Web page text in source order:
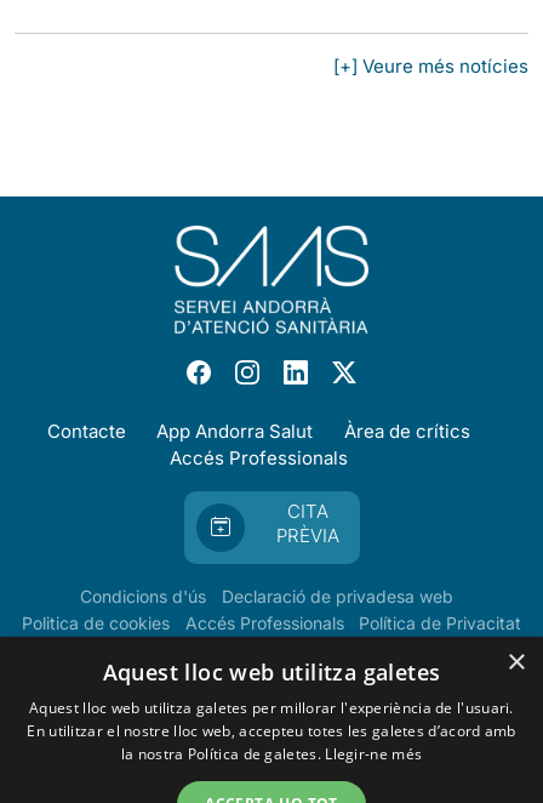
[+] Veure més notícies
Contacte App Andorra Salut
Àrea de crítics
Accés Professionals
CITA
PRÈVIA
Condicions d'ús
Declaració de privadesa web
Politica de cookies
Accés Professionals Política de Privacitat
×
Aquest lloc web utilitza galetes
Aquest lloc web utilitza galetes per millorar l'experiència de l'usuari.
En utilitzar el nostre lloc web, accepteu totes les galetes d’acord amb
la nostra Política de galetes. Llegir-ne més